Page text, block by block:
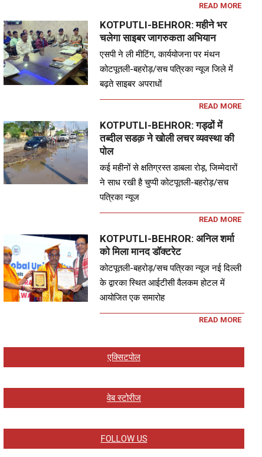
READ MORE
KOTPUTLI-BEHROR: महीने भर
चलेगा साइबर जागरुकता अभियान
एसपी ने ली मीटिंग, कार्ययोजना पर मंथन
कोटपूतली-बहरोड़/सच पत्रिका न्यूज जिले में
बढ़ते साइबर अपराधों
READ MORE
KOTPUTLI-BEHROR: गड्ढों में
तब्दील सडक़ ने खोली लचर व्यवस्था की
पोल
कई महीनों से क्षतिग्रस्त डाबला रोड़, जिम्मेदारों
ने साध रखी है चुप्पी कोटपूतली-बहरोड़/सच
पत्रिका न्यूज
READ MORE
KOTPUTLI-BEHROR: अनिल शर्मा
को मिला मानद डॉक्टरेट
कोटपूतली-बहरोड़/सच पत्रिका न्यूज नई दिल्ली
के द्वारका स्थित आईटीसी वैलकम होटल में
आयोजित एक समारोह
READ MORE
एक्सिटपोल
वेब स्टोरीज
FOLLOW US